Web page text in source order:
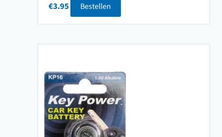
€3.95 Bestellen